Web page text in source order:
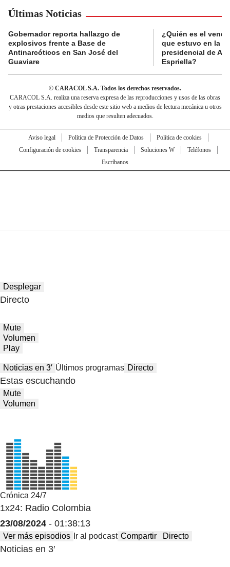
Últimas Noticias
Gobernador reporta hallazgo de
explosivos frente a Base de
Antinarcóticos en San José del
Guaviare
¿Quién es el
que estuvo en la
presidencial de
Espriella?
© CARACOL S.A. Todos los derechos reservados.
CARACOL S.A. realiza una reserva expresa de las reproducciones y usos de las obras
y otras prestaciones accesibles desde este sitio web a medios de lectura mecánica u otros
medios que resulten adecuados.
Aviso legal Política de Protección de Datos
Política de cookies
Configuración de cookies
Transparencia Soluciones W
Teléfonos
Escríbanos
Desplegar
Directo
Mute
Volumen
Play
Noticias en 3′ Últimos programas Directo
Estas escuchando
Mute
Volumen
Crónica 24/7
1x24: Radio Colombia
23/08/2024 - 01:38:13
Ver más episodios Ir al podcast Compartir Directo
Noticias en 3′